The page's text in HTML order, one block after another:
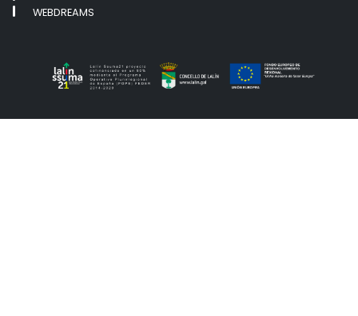
WEBDREAMS